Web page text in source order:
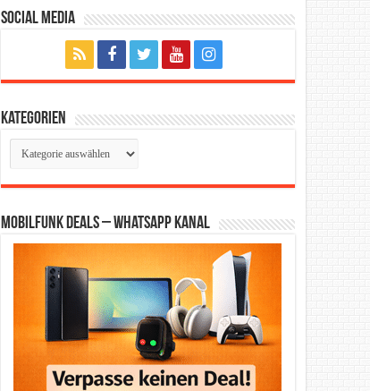
Social Media
Kategorien
Kategorien
Mobilfunk Deals – WhatsApp Kanal